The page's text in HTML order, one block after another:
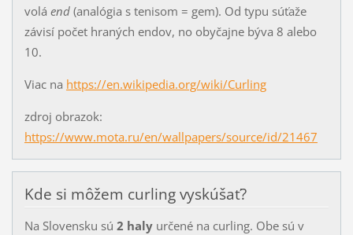
volá end(analógia s tenisom = gem). Od typu súťaže
závisí počet hraných endov, no obyčajne býva 8 alebo
10.
Viac na https://en.wikipedia.org/wiki/Curling
zdroj obrazok:
https://www.mota.ru/en/wallpapers/source/id/21467
Kde si môžem curling vyskúšať?
Na Slovensku sú 2 haly určené na curling. Obe sú v